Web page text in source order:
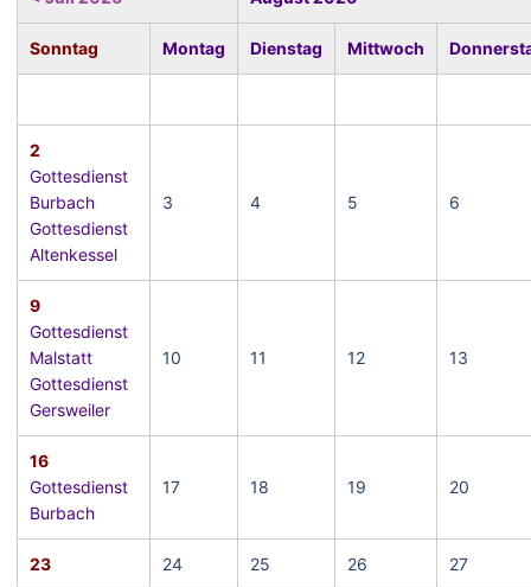
Sonntag Montag Dienstag Mittwoch
2
Gottesdienst
Burbach
Gottesdienst
Altenkessel
3 4 5 6
9
Gottesdienst
Malstatt
Gottesdienst
Gersweiler
10 11 12 13
16
Gottesdienst
Burbach
17 18 19 20
23 24 25 26 27